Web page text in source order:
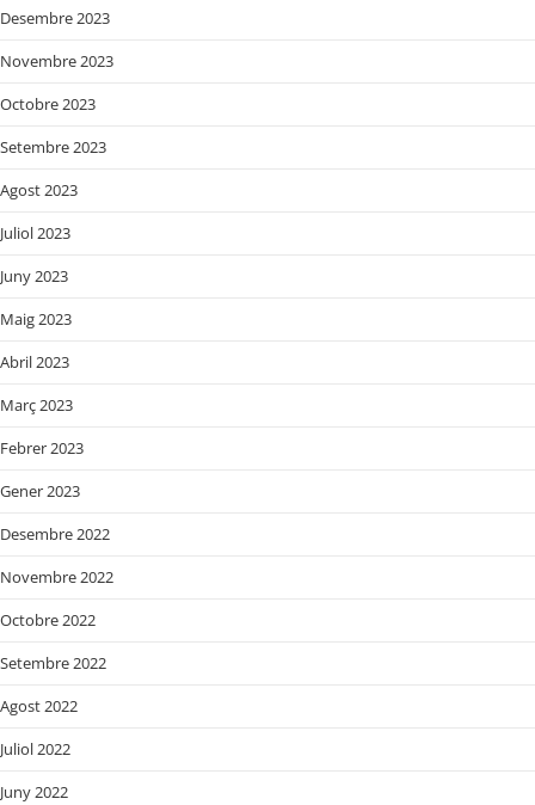
Desembre 2023
Novembre 2023
Octobre 2023
Setembre 2023
Agost 2023
Juliol 2023
Juny 2023
Maig 2023
Abril 2023
Març 2023
Febrer 2023
Gener 2023
Desembre 2022
Novembre 2022
Octobre 2022
Setembre 2022
Agost 2022
Juliol 2022
Juny 2022